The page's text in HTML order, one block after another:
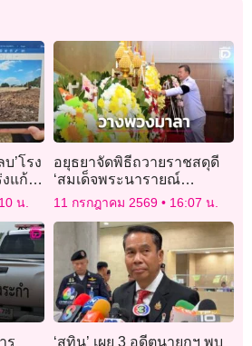
’โรง
แก้
น.
อยุธยาจัดพิธีถวายราชสดุดี
‘สมเด็จพระนารายณ์
มหาราช’ น้อมรำลึกพระ
มหากรุณาธิคุณกษัตริย์นัก
11 กรกฎาคม 2569 16:07 น.
ร
‘สุทิน’ เผย 3 อดีตนายกฯ พบ